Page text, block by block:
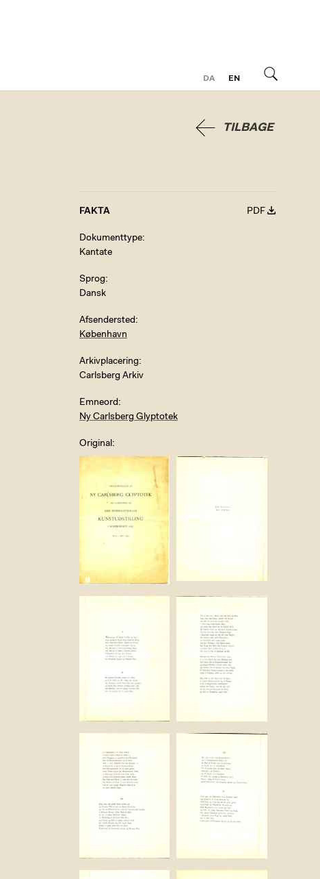
DA
EN
TILBAGE
FAKTA PDF
Dokumenttype
Kantate
Sprog
Dansk
Afsendersted
København
Arkivplacering
Carlsberg Arkiv
Emneord
Ny Carlsberg Glyptotek
Original